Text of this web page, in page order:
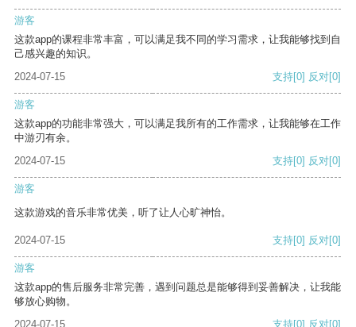
游客
这款app的课程非常丰富，可以满足我不同的学习需求，让我能够找到自
己感兴趣的知识。
2024-07-15
支持[0] 反对[0]
游客
这款app的功能非常强大，可以满足我所有的工作需求，让我能够在工作
中游刃有余。
2024-07-15
支持[0] 反对[0]
游客
这款游戏的音乐非常优美，听了让人心旷神怡。
2024-07-15 支持[0] 反对[0]
游客
这款app的售后服务非常完善，遇到问题总是能够得到妥善解决，让我能
够放心购物。
2024-07-15
支持[0] 反对[0]